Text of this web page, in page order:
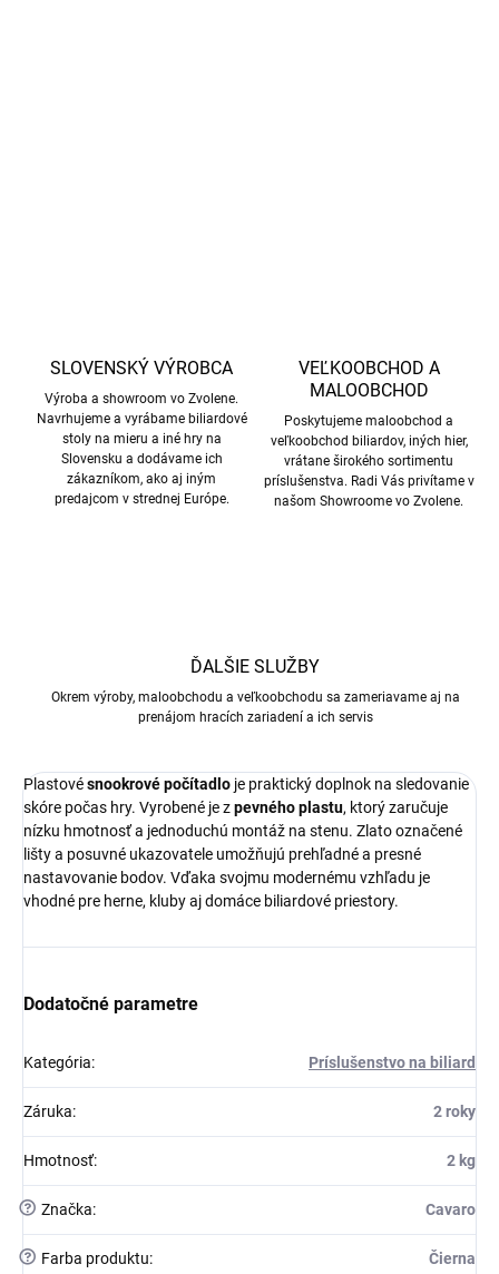
SLOVENSKÝ VÝROBCA
Výroba a showroom vo Zvolene.
Navrhujeme a vyrábame biliardové
stoly na mieru a iné hry na
Slovensku a dodávame ich
zákazníkom, ako aj iným
predajcom v strednej Európe.
VEĽKOOBCHOD A
MALOOBCHOD
Poskytujeme maloobchod a
veľkoobchod biliardov, iných hier,
vrátane širokého sortimentu
príslušenstva. Radi Vás privítame v
našom Showroome vo Zvolene.
ĎALŠIE SLUŽBY
Okrem výroby, maloobchodu a veľkoobchodu sa zameriavame aj na
prenájom hracích zariadení a ich servis
Plastovésnookrové počítadlo je praktický doplnok na sledovanie
skóre počas hry. Vyrobené je zpevného plastu, ktorý zaručuje
nízku hmotnosť a jednoduchú montáž na stenu. Zlato označené
lišty a posuvné ukazovatele umožňujú prehľadné a presné
nastavovanie bodov. Vďaka svojmu modernému vzhľadu je
vhodné pre herne, kluby aj domáce biliardové priestory.
Dodatočné parametre
Kategória: Príslušenstvo na biliard
Záruka: 2 roky
Hmotnosť: 2 kg
? Značka: Cavaro
? Farba produktu: Čierna